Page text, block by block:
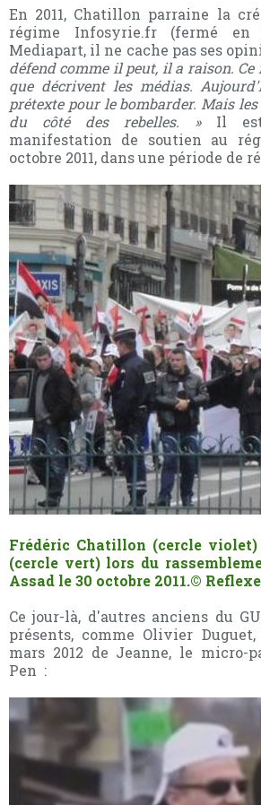
En 2011, Chatillon parraine la
régime Infosyrie.fr (fermé en
Mediapart, il ne cache pas ses
défend comme il peut, il a raison. Ce
que décrivent les médias.
prétexte pour le bombarder. Mais
du côté des rebelles. »Il est
manifestation de soutien au
octobre 2011, dans une période de
Frédéric Chatillon (cercle
(cercle vert) lors du
Assad le 30 octobre 2011.©
Ce jour-là, d'autres anciens du
présents, comme Olivier
mars 2012 de Jeanne, le micro-
Pen :